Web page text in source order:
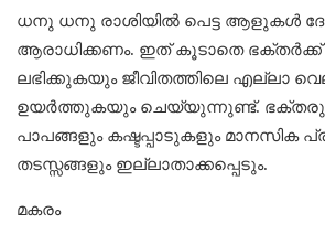
ധനു ധനു രാശിയില്‍ പെട്ട ആളുകള്‍
ആരാധിക്കണം. ഇത് കൂടാതെ
ലഭിക്കുകയും ജീവിതത്തിലെ എല്ലാ
ഉയര്‍ത്തുകയും ചെയ്യുന്നുണ്ട്.
പാപങ്ങളും കഷ്ടപ്പാടുകളും മാനസിക
തടസ്സങ്ങളും ഇല്ലാതാക്കപ്പെടും.
മകരം